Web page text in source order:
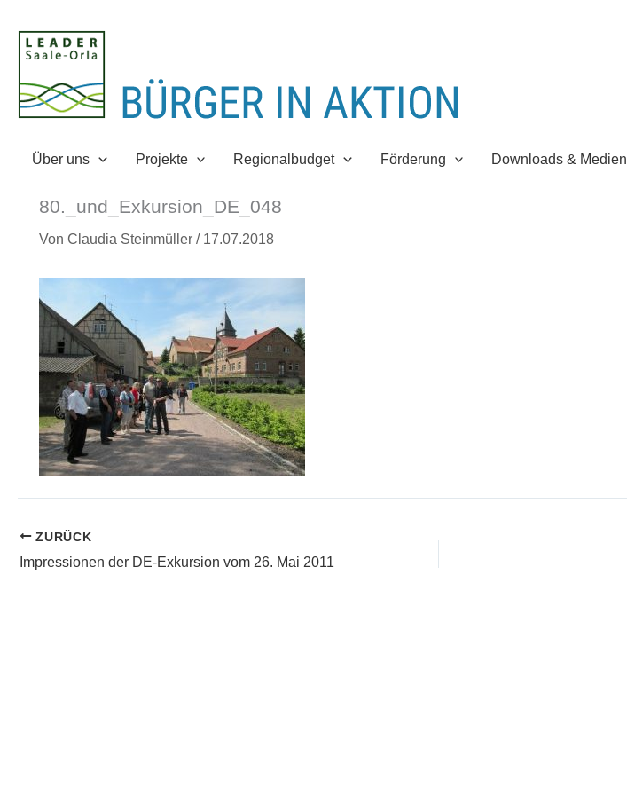
Inhalt
springen
Über uns Projekte Regionalbudget Förderung Downloads & Medien
80._und_Exkursion_DE_048
Von Claudia Steinmüller / 17.07.2018
ZURÜCK
Impressionen der DE-Exkursion vom 26. Mai 2011